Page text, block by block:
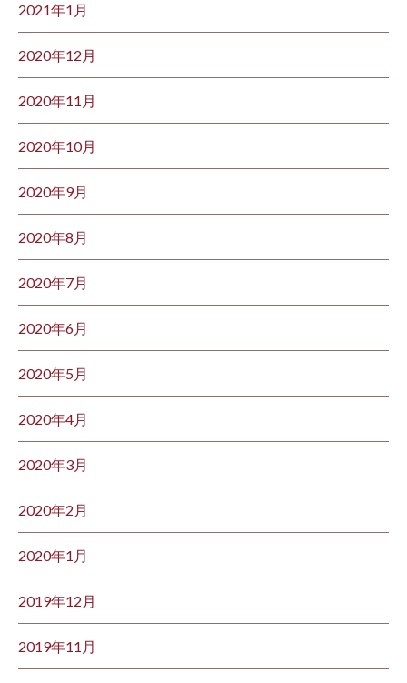
2021年1月
2020年12月
2020年11月
2020年10月
2020年9月
2020年8月
2020年7月
2020年6月
2020年5月
2020年4月
2020年3月
2020年2月
2020年1月
2019年12月
2019年11月